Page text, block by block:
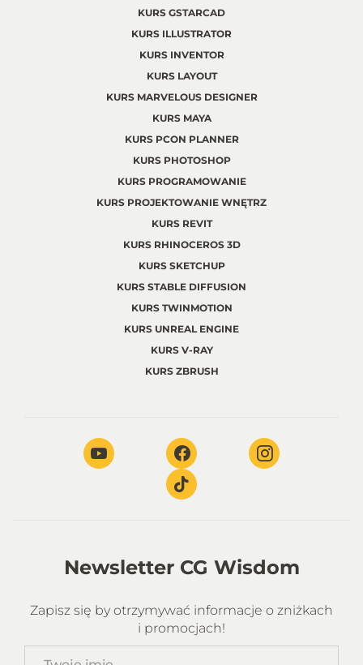
KURS GSTARCAD
KURS ILLUSTRATOR
KURS INVENTOR
KURS LAYOUT
KURS MARVELOUS DESIGNER
KURS MAYA
KURS PCON PLANNER
KURS PHOTOSHOP
KURS PROGRAMOWANIE
KURS PROJEKTOWANIE WNĘTRZ
KURS REVIT
KURS RHINOCEROS 3D
KURS SKETCHUP
KURS STABLE DIFFUSION
KURS TWINMOTION
KURS UNREAL ENGINE
KURS V-RAY
KURS ZBRUSH
Newsletter CG Wisdom
Zapisz się by otrzymywać informacje o zniżkach
i promocjach!
Twoje